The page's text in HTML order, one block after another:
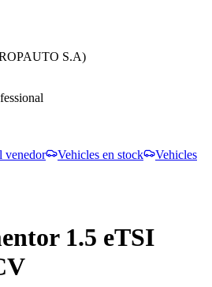
S.A)
venedor Vehicles en stock
Vehicles
1.5 eTSI